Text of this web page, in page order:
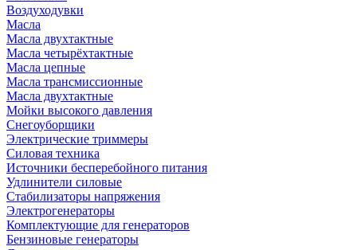
Воздуходувки
Масла
Масла двухтактные
Масла четырёхтактные
Масла цепные
Масла трансмиссионные
Масла двухтактные
Мойки высокого давления
Снегоуборщики
Электрические триммеры
Силовая техника
Источники бесперебойного питания
Удлинители силовые
Стабилизаторы напряжения
Электрогенераторы
Комплектующие для генераторов
Бензиновые генераторы